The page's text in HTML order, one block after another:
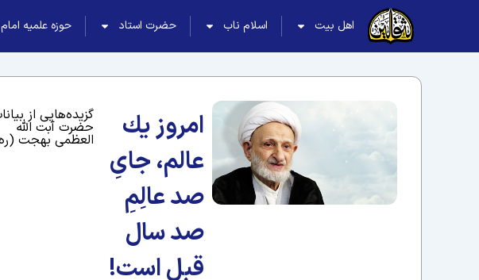
اهل بیت اسلام ناب حضرت استاد حوزه علمیه
امروز يك
عالم، جاىِ
صد عالِمِ
صد سال
قبل است!
گزیده‌هایی از
حضرت آبت الله
العظمی بهجت